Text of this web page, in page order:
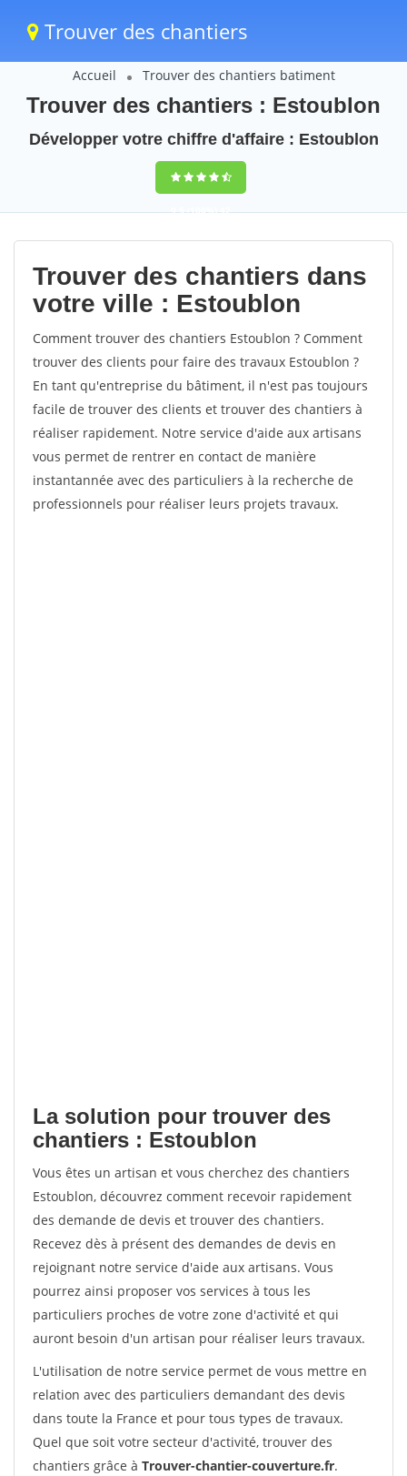
Trouver des chantiers
Accueil Trouver des chantiers batiment
Trouver des chantiers : Estoublon
Développer votre chiffre d'affaire : Estoublon
9,5(100%)42
votes
Trouver des chantiers dans
votre ville : Estoublon
Comment trouver des chantiers Estoublon ? Comment
trouver des clients pour faire des travaux Estoublon ?
En tant qu'entreprise du bâtiment, il n'est pas toujours
facile de trouver des clients et trouver des chantiers à
réaliser rapidement. Notre service d'aide aux artisans
vous permet de rentrer en contact de manière
instantannée avec des particuliers à la recherche de
professionnels pour réaliser leurs projets travaux.
La solution pour trouver des
chantiers : Estoublon
Vous êtes un artisan et vous cherchez des chantiers
Estoublon, découvrez comment recevoir rapidement
des demande de devis et trouver des chantiers.
Recevez dès à présent des demandes de devis en
rejoignant notre service d'aide aux artisans. Vous
pourrez ainsi proposer vos services à tous les
particuliers proches de votre zone d'activité et qui
auront besoin d'un artisan pour réaliser leurs travaux.
L'utilisation de notre service permet de vous mettre en
relation avec des particuliers demandant des devis
dans toute la France et pour tous types de travaux.
Quel que soit votre secteur d'activité, trouver des
chantiers grâce à Trouver-chantier-couverture.fr.